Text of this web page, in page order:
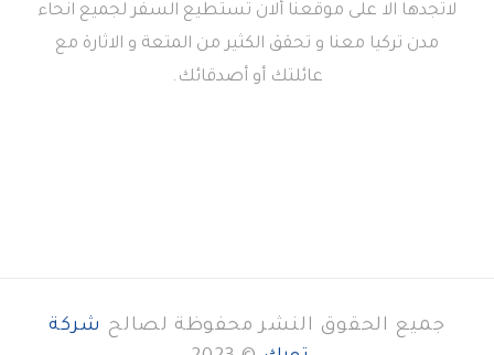
لاتجدها الا على موقعنا ألان تستطيع السفر لجميع انحاء
مدن تركيا معنا و تحقق الكثير من المتعة و الاثارة مع
عائلتك أو أصدقائك.
جميع الحقوق النشر محفوظة لصالح شركة